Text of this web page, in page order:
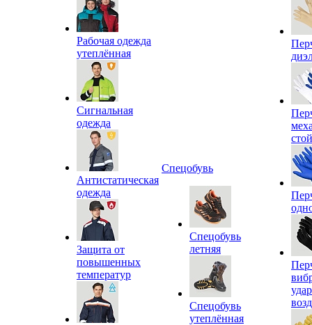
Рабочая одежда
утеплённая
Сигнальная
одежда
Антистатическая
одежда
Защита от
повышенных
температур
Спецобувь
Спецобувь
летняя
Спецобувь
утеплённая